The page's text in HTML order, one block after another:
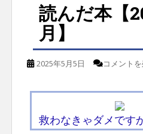
読んだ本【
月】
2025年5月5日 コメント
救わなきゃダメで